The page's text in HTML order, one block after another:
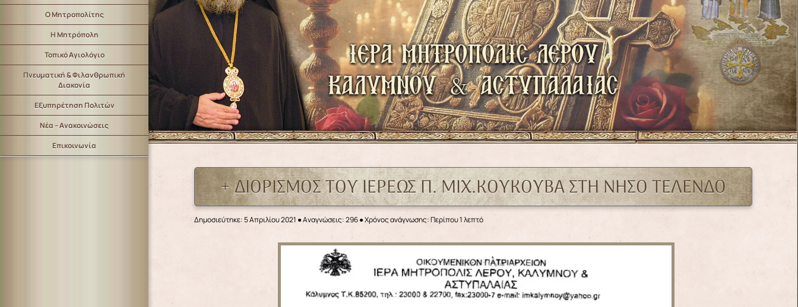
Ο Μητροπολίτης
Η Μητρόπολη
Τοπικό Αγιολόγιο
Πνευματική & Φιλανθρωπική
Διακονία
Εξυπηρέτηση Πολιτών
Νέα – Ανακοινώσεις
Επικοινωνία
+ ΔΙΟΡΙΣΜΟΣ ΤΟΥ ΙΕΡΕΩΣ Π. ΜΙΧ.ΚΟΥΚΟΥΒΑ ΣΤΗ ΝΗΣΟ ΤΕΛΕΝΔΟ
Δημοσιεύτηκε: 5 Απριλίου 2021 ●Αναγνώσεις: 296● Χρόνος ανάγνωσης: Περίπου 1 λεπτό